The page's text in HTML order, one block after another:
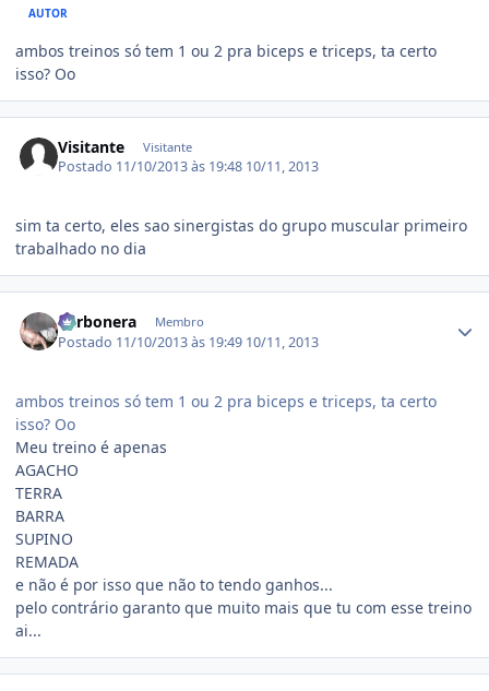
AUTOR
ambos treinos só tem 1 ou 2 pra biceps e triceps, ta certo
isso? Oo
Visitante Visitante
Postado 11/10/2013 às 19:48 10/11, 2013
sim ta certo, eles sao sinergistas do grupo muscular primeiro
trabalhado no dia
Carbonera Membro
Postado 11/10/2013 às 19:49 10/11, 2013
ambos treinos só tem 1 ou 2 pra biceps e triceps, ta certo
isso? Oo
Meu treino é apenas
AGACHO
TERRA
BARRA
SUPINO
REMADA
e não é por isso que não to tendo ganhos...
pelo contrário garanto que muito mais que tu com esse treino
ai...